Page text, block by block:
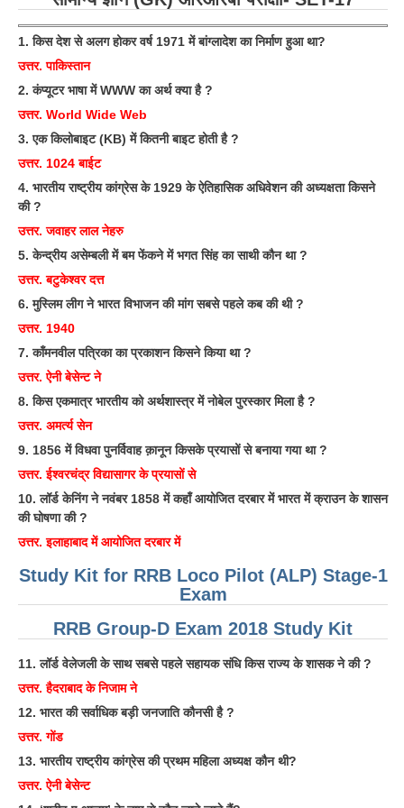
RRB एनटीपीसी - NTPC
RRB रेलवे ग्रुप-डी
RRB जूनियर इंजीनियर - JE
मनोवैज्ञानिक परीक्षण - PSYCHO
1. किस देश से अलग होकर वर्ष 1971 में बांग्लादेश का निर्माण हुआ था?
उत्तर. पाकिस्तान
2. कंप्यूटर भाषा में WWW का अर्थ क्या है ?
उत्तर. World Wide Web
3. एक किलोबाइट (KB) में कितनी बाइट होती है ?
उत्तर. 1024 बाईट
4. भारतीय राष्ट्रीय कांग्रेस के 1929 के ऐतिहासिक अधिवेशन की अध्यक्षता किसने
की ?
उत्तर. जवाहर लाल नेहरु
5. केन्द्रीय असेम्बली में बम फेंकने में भगत सिंह का साथी कौन था ?
उत्तर. बटुकेश्वर दत्त
6. मुस्लिम लीग ने भारत विभाजन की मांग सबसे पहले कब की थी ?
उत्तर. 1940
7. काँमनवील पत्रिका का प्रकाशन किसने किया था ?
उत्तर. ऐनी बेसेन्ट ने
8. किस एकमात्र भारतीय को अर्थशास्त्र में नोबेल पुरस्कार मिला है ?
उत्तर. अमर्त्य सेन
9. 1856 में विधवा पुनर्विवाह क़ानून किसके प्रयासों से बनाया गया था ?
उत्तर. ईश्वरचंद्र विद्यासागर के प्रयासों से
10. लॉर्ड केनिंग ने नवंबर 1858 में कहाँ आयोजित दरबार में भारत में क्राउन के शासन
की घोषणा की ?
उत्तर. इलाहाबाद में आयोजित दरबार में
Study Kit for RRB Loco Pilot (ALP) Stage-1
Exam
RRB Group-D Exam 2018 Study Kit
11. लॉर्ड वेलेजली के साथ सबसे पहले सहायक संधि किस राज्य के शासक ने की ?
उत्तर. हैदराबाद के निजाम ने
12. भारत की सर्वाधिक बड़ी जनजाति कौनसी है ?
उत्तर. गोंड
13. भारतीय राष्ट्रीय कांग्रेस की प्रथम महिला अध्यक्ष कौन थी?
उत्तर. ऐनी बेसेन्ट